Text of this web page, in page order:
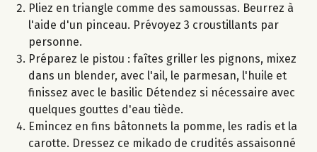
Pliez en triangle comme des samoussas. Beurrez à
l'aide d'un pinceau. Prévoyez 3 croustillants par
personne.
Préparez le pistou : faîtes griller les pignons, mixez
dans un blender, avec l'ail, le parmesan, l'huile et
finissez avec le basilic Détendez si nécessaire avec
quelques gouttes d'eau tiède.
Emincez en fins bâtonnets la pomme, les radis et la
carotte. Dressez ce mikado de crudités assaisonné